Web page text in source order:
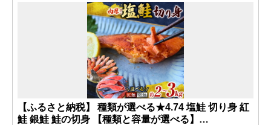
【ふるさと納税】 種類が選べる★4.74 塩鮭 切り身 紅
鮭 銀鮭 鮭の切身 【種類と容量が選べる】